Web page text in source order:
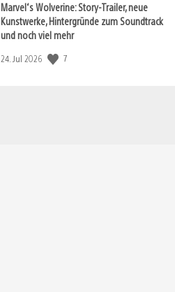
Marvel‘s Wolverine: Story-Trailer, neue
Kunstwerke, Hintergründe zum Soundtrack
und noch viel mehr
Veröffentlichungsdatum:
24. Jul 2026 7